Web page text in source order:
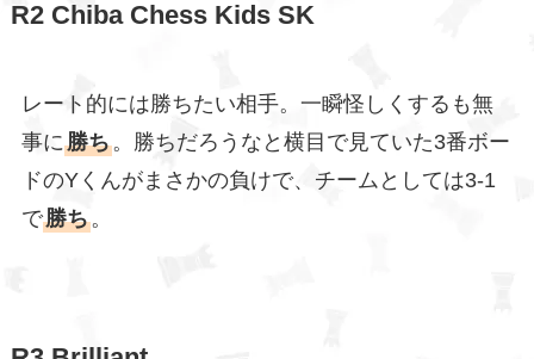
R2 Chiba Chess Kids SK
レート的には勝ちたい相手。一瞬怪しくするも無
事に勝ち。勝ちだろうなと横目で見ていた3番ボー
ドのYくんがまさかの負けで、チームとしては3-1
で勝ち。